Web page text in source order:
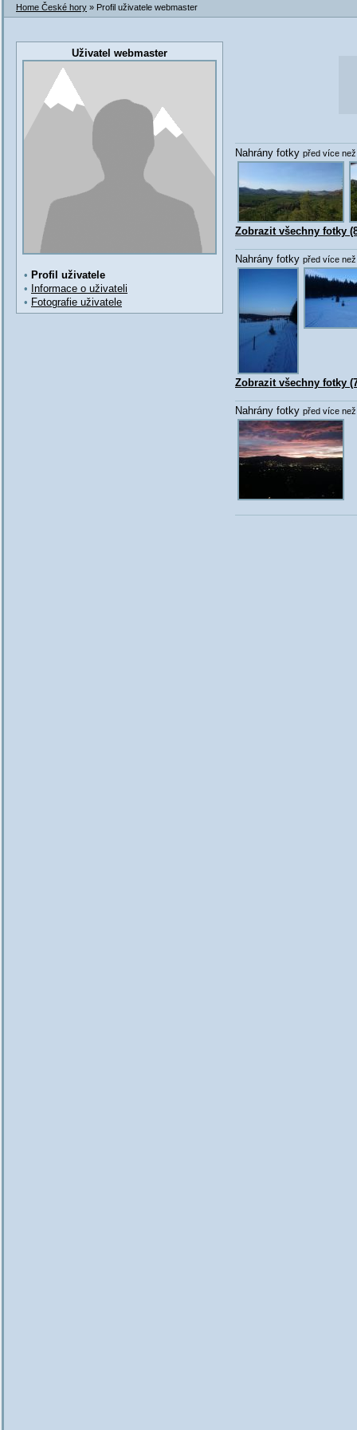
Home České hory » Profil uživatele webmaster
Uživatel webmaster
• Profil uživatele
• Informace o uživateli
• Fotografie uživatele
Nahrány fotky před více
Zobrazit všechny fotky
Nahrány fotky před více
Zobrazit všechny fotky
Nahrány fotky před více